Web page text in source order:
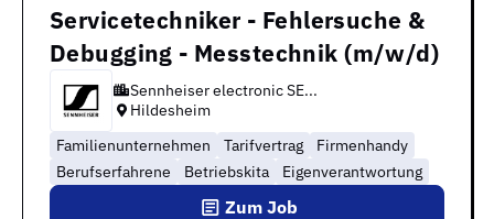
Servicetechniker - Fehlersuche &
Debugging - Messtechnik (m/w/d)
Sennheiser electronic SE...
Hildesheim
Familienunternehmen
Tarifvertrag
Firmenhandy
Berufserfahrene
Betriebskita Eigenverantwortung
Zum Job